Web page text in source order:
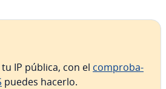
IP pública, con el co­m­pro­ba­
puedes hacerlo.